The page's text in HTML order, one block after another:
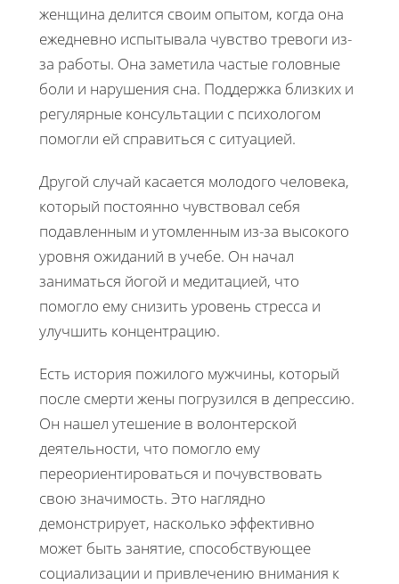
женщина делится своим опытом, когда она
ежедневно испытывала чувство тревоги из-
за работы. Она заметила частые головные
боли и нарушения сна. Поддержка близких и
регулярные консультации с психологом
помогли ей справиться с ситуацией.
Другой случай касается молодого человека,
который постоянно чувствовал себя
подавленным и утомленным из-за высокого
уровня ожиданий в учебе. Он начал
заниматься йогой и медитацией, что
помогло ему снизить уровень стресса и
улучшить концентрацию.
Есть история пожилого мужчины, который
после смерти жены погрузился в депрессию.
Он нашел утешение в волонтерской
деятельности, что помогло ему
переориентироваться и почувствовать
свою значимость. Это наглядно
демонстрирует, насколько эффективно
может быть занятие, способствующее
социализации и привлечению внимания к